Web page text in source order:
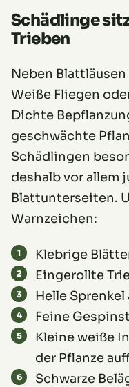
Schädlinge
Trieben
Neben
Weiße Fliegen
Dichte
geschwächte
Schädlingen
deshalb vor allem
Blattunterseiten.
Warnzeichen:
Klebrige
Eingerollte
Helle
Feine
Kleine weiße
der Pflanze
Schwarze